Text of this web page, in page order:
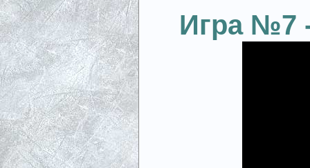
Игра №7